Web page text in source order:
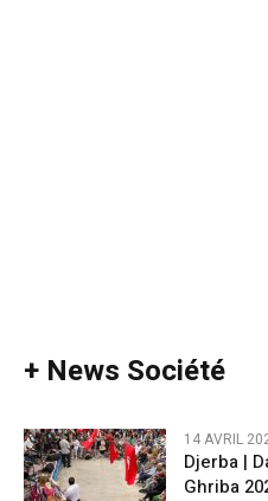
+ News Société
14 AVRIL
​Djerba |
Ghriba